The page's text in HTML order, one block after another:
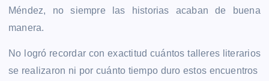
Méndez, no siempre las historias acaban de buena
manera.
No logró recordar con exactitud cuántos talleres literarios
se realizaron ni por cuánto tiempo duro estos encuentros